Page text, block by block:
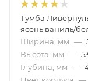
Тумба
ясень ваниль/
Ширина, мм —
Высота, мм —
Глубина, мм —